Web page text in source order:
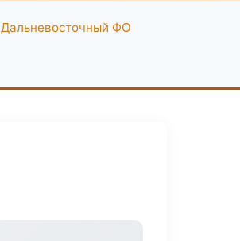
Дальневосточный ФО